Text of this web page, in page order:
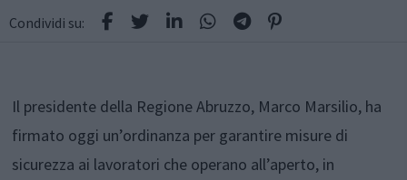
Condividi su:
Il presidente della Regione Abruzzo, Marco Marsilio, ha
firmato oggi un’ordinanza per garantire misure di
sicurezza ai lavoratori che operano all’aperto, in